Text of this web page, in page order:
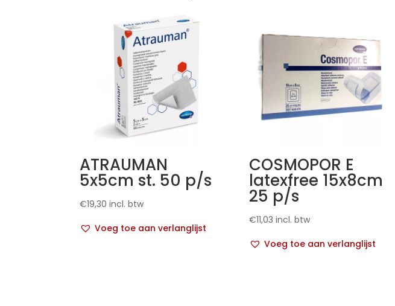
ATRAUMAN
5x5cm st. 50 p/s
€19,30 incl. btw
Voeg toe aan verlanglijst
COSMOPOR E
latexfree 15x8cm
25 p/s
€11,03 incl. btw
Voeg toe aan verlanglijst